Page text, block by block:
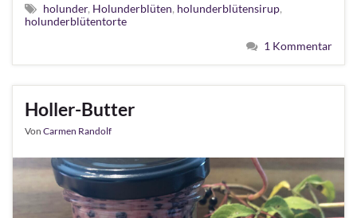
holunder, Holunderblüten, holunderblütensirup,
holunderblütentorte
1 Kommentar
Holler-Butter
Von Carmen Randolf